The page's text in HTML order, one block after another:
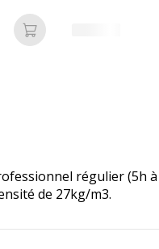
Ajouter au panier
régulier (5h
de 27kg/m3.